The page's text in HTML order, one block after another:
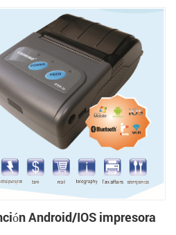
Android/IOS impresora